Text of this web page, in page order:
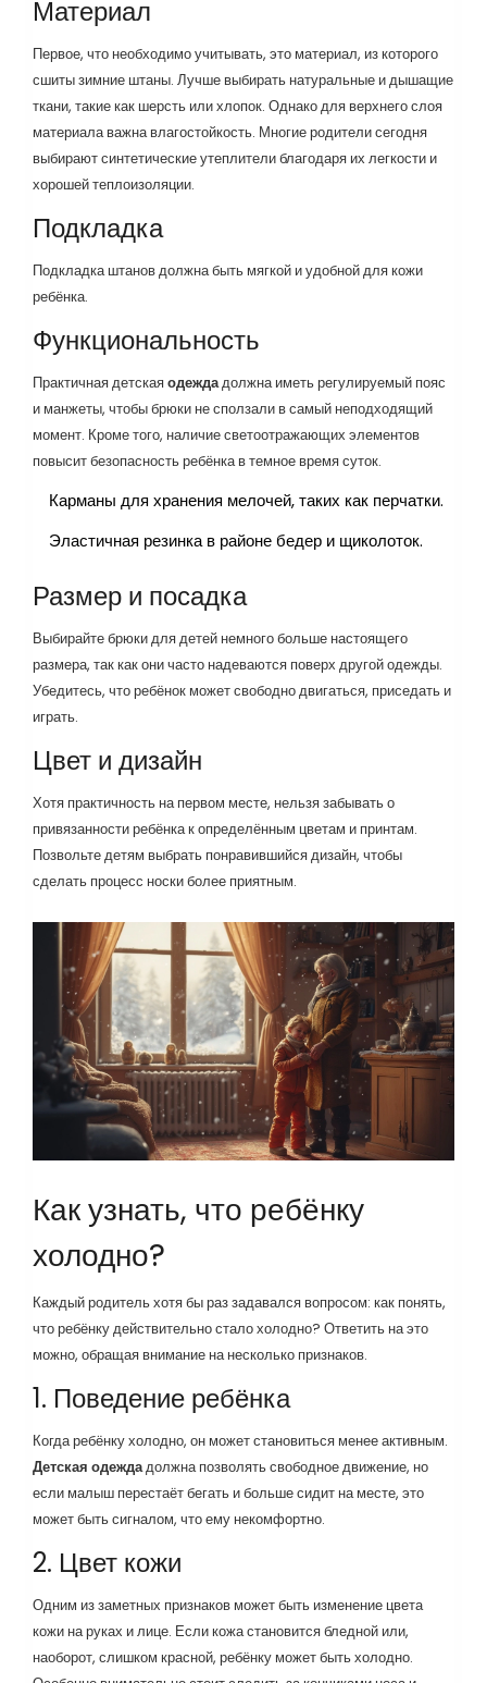
Материал
Первое, что необходимо учитывать, это материал, из которого
сшиты зимние штаны. Лучше выбирать натуральные и дышащие
ткани, такие как шерсть или хлопок. Однако для верхнего слоя
материала важна влагостойкость. Многие родители сегодня
выбирают синтетические утеплители благодаря их легкости и
хорошей теплоизоляции.
Подкладка
Подкладка штанов должна быть мягкой и удобной для кожи
ребёнка.
Функциональность
Практичная детскаяодеждадолжна иметь регулируемый пояс
и манжеты, чтобы брюки не сползали в самый неподходящий
момент. Кроме того, наличие светоотражающих элементов
повысит безопасность ребёнка в темное время суток.
Карманы для хранения мелочей, таких как перчатки.
Эластичная резинка в районе бедер и щиколоток.
Размер и посадка
Выбирайте брюки для детей немного больше настоящего
размера, так как они часто надеваются поверх другой одежды.
Убедитесь, что ребёнок может свободно двигаться, приседать и
играть.
Цвет и дизайн
Хотя практичность на первом месте, нельзя забывать о
привязанности ребёнка к определённым цветам и принтам.
Позвольте детям выбрать понравившийся дизайн, чтобы
сделать процесс носки более приятным.
Как узнать, что ребёнку
холодно?
Каждый родитель хотя бы раз задавался вопросом: как понять,
что ребёнку действительно стало холодно? Ответить на это
можно, обращая внимание на несколько признаков.
1. Поведение ребёнка
Когда ребёнку холодно, он может становиться менее активным.
Детская одеждадолжна позволять свободное движение, но
если малыш перестаёт бегать и больше сидит на месте, это
может быть сигналом, что ему некомфортно.
2. Цвет кожи
Одним из заметных признаков может быть изменение цвета
кожи на руках и лице. Если кожа становится бледной или,
наоборот, слишком красной, ребёнку может быть холодно.